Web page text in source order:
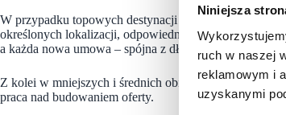
Niniejsza
ruch w naszej
reklamowym i
uzyskanymi
W przypadku topowych destynacji handlowych
określonych lokalizacji, odpowiedniej ekspozycji i
a każda nowa umowa – spójna z długoterminową wizją
Z kolei w mniejszych i średnich obiektach wyzwania
praca nad budowaniem oferty.